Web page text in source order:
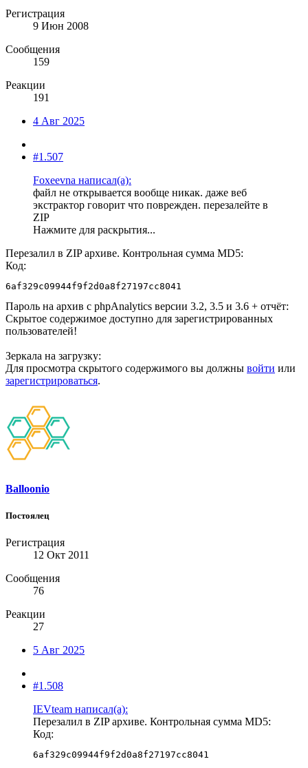
Регистрация
9 Июн 2008
Сообщения
159
Реакции
191
4 Авг 2025
#1.507
Foxeevna написал(а):
файл не открывается вообще никак. даже веб
экстрактор говорит что поврежден. перезалейте в
ZIP
Нажмите для раскрытия...
Перезалил в ZIP архиве. Контрольная сумма MD5:
Код:
6af329c09944f9f2d0a8f27197cc8041
Пароль на архив с phpAnalytics версии 3.2, 3.5 и 3.6 + отчёт:
Скрытое содержимое доступно для зарегистрированных
пользователей!
Зеркала на загрузку:
Для просмотра скрытого содержимого вы должны войти или
зарегистрироваться.
Balloonio
Постоялец
Регистрация
12 Окт 2011
Сообщения
76
Реакции
27
5 Авг 2025
#1.508
IEVteam написал(а):
Перезалил в ZIP архиве. Контрольная сумма MD5:
Код:
6af329c09944f9f2d0a8f27197cc8041